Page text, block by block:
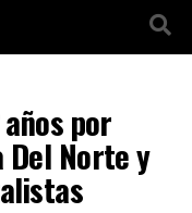
por
Del Norte y